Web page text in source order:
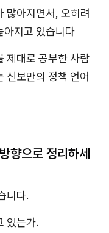
많아지면서, 오히려
아지고 있습니다
제대로 공부한 사람
신보만의 정책 언어
향으로 정리하세
니다.
있는가.